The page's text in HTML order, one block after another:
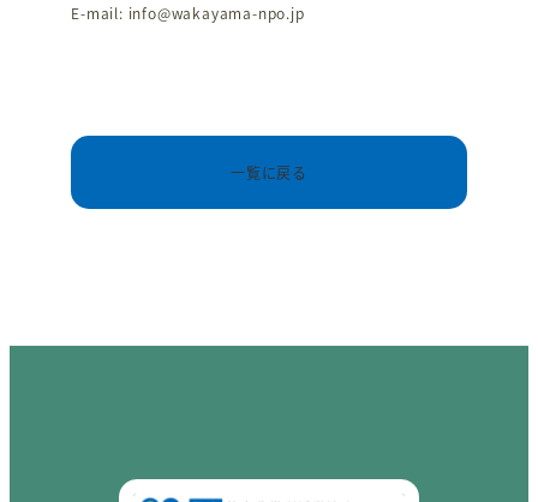
E-mail: info@wakayama-npo.jp
一覧に戻る